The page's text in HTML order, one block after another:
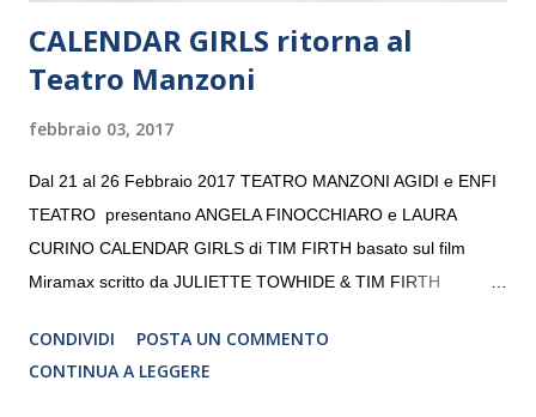
CALENDAR GIRLS ritorna al
Teatro Manzoni
febbraio 03, 2017
Dal 21 al 26 Febbraio 2017 TEATRO MANZONI AGIDI e ENFI
TEATRO presentano ANGELA FINOCCHIARO e LAURA
CURINO CALENDAR GIRLS di TIM FIRTH basato sul film
Miramax scritto da JULIETTE TOWHIDE & TIM FIRTH
CRISTINA PEZZOLI
CONDIVIDI
POSTA UN COMMENTO
CONTINUA A LEGGERE